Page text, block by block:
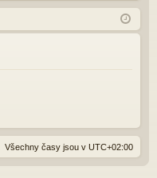
Q lá
sit
ist
ro
Všechny časy jsou v UTC+02:00